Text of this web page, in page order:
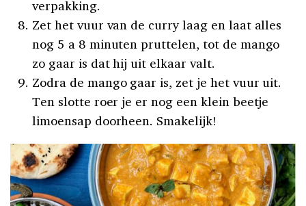
verpakking.
Zet het vuur van de curry laag en laat alles
nog 5 a 8 minuten pruttelen, tot de mango
zo gaar is dat hij uit elkaar valt.
Zodra de mango gaar is, zet je het vuur uit.
Ten slotte roer je er nog een klein beetje
limoensap doorheen. Smakelijk!